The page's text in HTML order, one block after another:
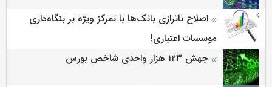
اصلاح ناترازی بانک‌ها با تمرکز ویژه بر بنگاه‌داری
موسسات اعتباری!
جهش ۱۲۳ هزار واحدی شاخص بورس